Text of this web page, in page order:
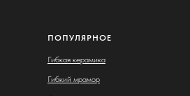
ПОПУЛЯРНОЕ
Гибкая керамика
Гибкий мрамор